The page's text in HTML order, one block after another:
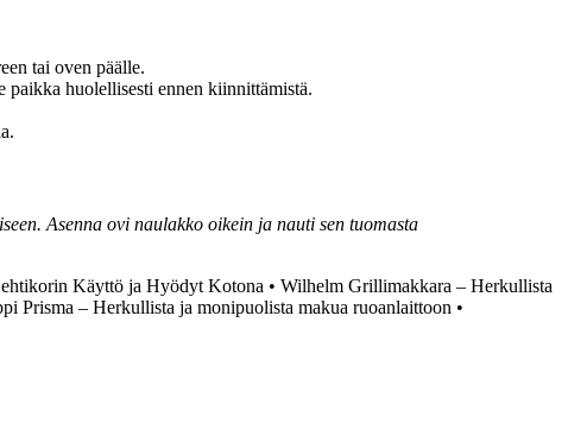
tai oven päälle.
paikka huolellisesti ennen kiinnittämistä.
Asenna ovi naulakko oikein ja nauti sen tuomasta
Käyttö ja Hyödyt Kotona • Wilhelm Grillimakkara – Herkullista
Prisma – Herkullista ja monipuolista makua ruoanlaittoon •